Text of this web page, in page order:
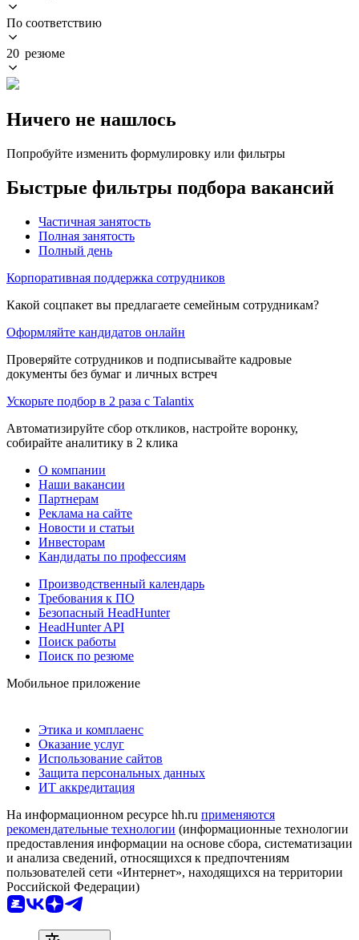
По соответствию
20 резюме
Ничего не нашлось
Попробуйте изменить формулировку или фильтры
Быстрые фильтры подбора вакансий
Частичная занятость
Полная занятость
Полный день
Корпоративная поддержка сотрудников
Какой соцпакет вы предлагаете семейным сотрудникам?
Оформляйте кандидатов онлайн
Проверяйте сотрудников и подписывайте кадровые
документы без бумаг и личных встреч
Ускорьте подбор в 2 раза с Talantix
Автоматизируйте сбор откликов, настройте воронку,
собирайте аналитику в 2 клика
О компании
Наши вакансии
Партнерам
Реклама на сайте
Новости и статьи
Инвесторам
Кандидаты по профессиям
Производственный календарь
Требования к ПО
Безопасный HeadHunter
HeadHunter API
Поиск работы
Поиск по резюме
Мобильное приложение
Этика и комплаенс
Оказание услуг
Использование сайтов
Защита персональных данных
ИТ аккредитация
На информационном ресурсе hh.ru применяются
рекомендательные технологии (информационные технологии
предоставления информации на основе сбора, систематизации
и анализа сведений, относящихся к предпочтениям
пользователей сети «Интернет», находящихся на территории
Российской Федерации)